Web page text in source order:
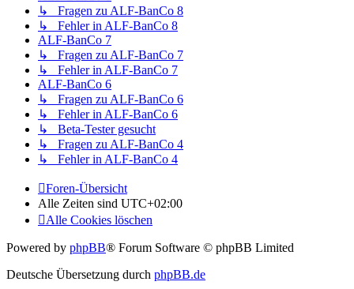
↳ Fragen zu ALF-BanCo 8
↳ Fehler in ALF-BanCo 8
ALF-BanCo 7
↳ Fragen zu ALF-BanCo 7
↳ Fehler in ALF-BanCo 7
ALF-BanCo 6
↳ Fragen zu ALF-BanCo 6
↳ Fehler in ALF-BanCo 6
↳ Beta-Tester gesucht
↳ Fragen zu ALF-BanCo 4
↳ Fehler in ALF-BanCo 4
Foren-Übersicht
Alle Zeiten sind UTC+02:00
Alle Cookies löschen
Powered by phpBB® Forum Software © phpBB Limited
Deutsche Übersetzung durch phpBB.de